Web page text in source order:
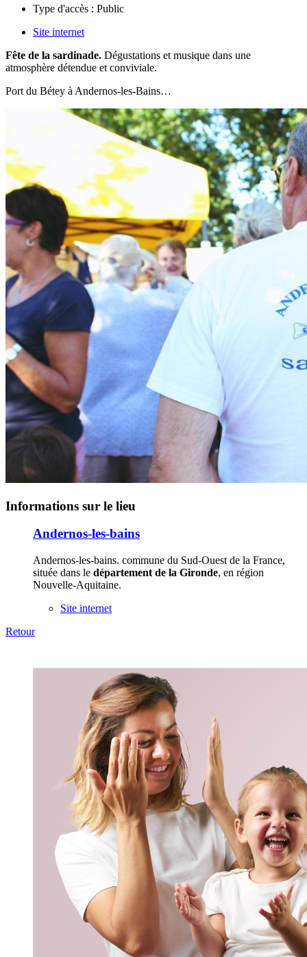
Type d'accès : Public
Site internet
Fête de la sardinade. Dégustations et musique dans une
atmosphère détendue et conviviale.
Port du Bétey à Andernos-les-Bains…
Informations sur le lieu
Andernos-les-bains
Andernos-les-bains. commune du Sud-Ouest de la France,
située dans le département de la Gironde, en région
Nouvelle-Aquitaine.
Site internet
Retour